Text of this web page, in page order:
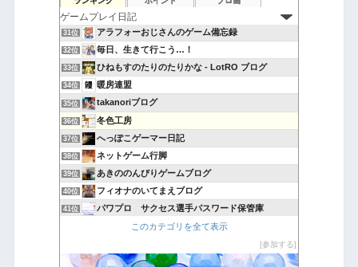
30位 無課金隊長のゲーム・デバイス調査室
31位 アラフォーおじさんのゲーム備忘録
32位 毎日、生きて行こう…！
33位 ひねもすのたりのたりかな - LotRO ブログ
34位 暖房連盟
35位 takanoriブログ
36位 冬色工房
37位 へっぽこゲーマー日記
38位 ネットゲーム行脚
39位 あきののんびりゲームブログ
40位 フィオナのいてまえブログ
41位 パワプロ サクセス選手パスワード保管庫
放置少女＠不撓不屈
このカテゴリを全て表示
参加する